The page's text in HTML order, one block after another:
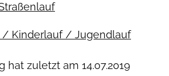
/ Kinderlauf / Jugendlauf
hat zuletzt am 14.07.2019